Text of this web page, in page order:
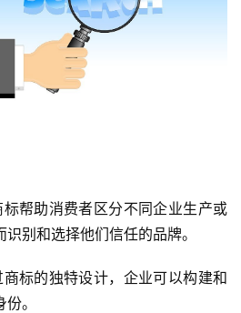
标帮助消费者区分不同企业生产或
别和选择他们信任的品牌。
商标的独特设计，企业可以构建和
。